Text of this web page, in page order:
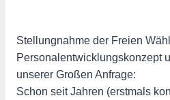
Stellungnahme der Freien
Personalentwicklungskonzept
unserer Großen Anfrage:
Schon seit Jahren (erstmals